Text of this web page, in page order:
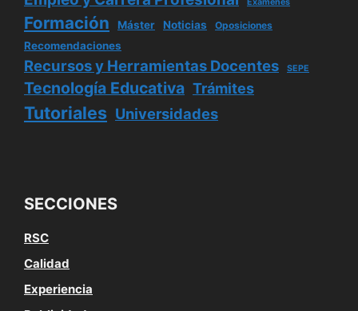
Exámenes
Formación Máster Noticias Oposiciones
Recomendaciones
Recursos y Herramientas Docentes SEPE
Tecnología Educativa Trámites
Tutoriales Universidades
SECCIONES
RSC
Calidad
Experiencia